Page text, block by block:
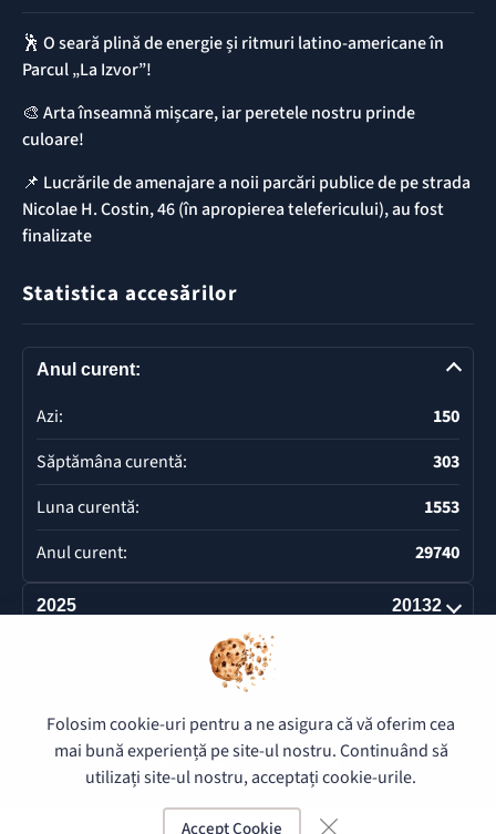
🕺 O seară plină de energie și ritmuri latino-americane în
Parcul „La Izvor”!
🎨 Arta înseamnă mișcare, iar peretele nostru prinde
culoare!
📌 ​Lucrările de amenajare a noii parcări publice de pe strada
Nicolae H. Costin, 46 (în apropierea telefericului), au fost
finalizate
Statistica accesărilor
Anul curent:
Azi:
150
Săptămâna curentă:
303
Luna curentă:
1553
Anul curent:
29740
2025 20132
Deschide
© 2026 Pretura Buiucani - Toate drepturile rezervate.
Folosim cookie-uri pentru a ne asigura că vă oferim cea
mai bună experiență pe site-ul nostru. Continuând să
utilizați site-ul nostru, acceptați cookie-urile.
Accept Cookie